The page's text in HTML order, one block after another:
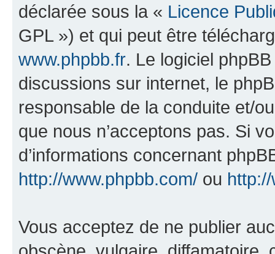
déclarée sous la « Licence
GPL ») et qui peut être
www.phpbb.fr. Le logiciel
discussions sur internet, le
responsable de la conduite et/
que nous n’acceptons pas. Si
d’informations concernant
http://www.phpbb.com/ ou
Vous acceptez de ne publier